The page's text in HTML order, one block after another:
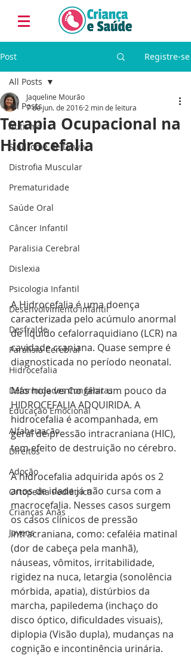
Post Registre-se
All Posts
Autismo
Síndrome de Down
Distrofia Muscular
Prematuridade
Saúde Oral
Câncer Infantil
Paralisia Cerebral
Dislexia
Psicologia Infantil
Desenvolvimento Infantil
Desfralde
Paralisia Cerebral
Hidrocefalia
Deformidades Congênitas
Educação Emocional
Alfabeização
Direitos
Adoção
Ortopedia Pediátrica
Crianças Anãs
Jovens
All Posts
Terapia Ocupacional na
Hidrocefalia
Jaqueline Mourão
7 de jun. de 2016 2 min de leitura
A Hidrocefalia é uma doença
caracterizada pelo acúmulo anormal
de líquido cefalorraquidiano (LCR) na
cavidade craniana. Quase sempre é
diagnosticada no período neonatal.
Mas hoje venho falar um pouco da
HIDROCEFALIA ADQUIRIDA. A
hidrocefalia é acompanhada, em
geral de pressão intracraniana (HIC),
tem efeito de destruição no cérebro.
A hidrocefalia adquirida após os 2
anos de idade já não cursa com a
macrocefalia. Nesses casos surgem
os casos clínicos de pressão
intracraniana, como: cefaléia matinal
(dor de cabeça pela manhã),
náuseas, vômitos, irritabilidade,
rigidez na nuca, letargia (sonolência
mórbida, apatia), distúrbios da
marcha, papiledema (inchaço do
disco óptico, dificuldades visuais),
diplopia (Visão dupla), mudanças na
cognição e incontinência urinária.